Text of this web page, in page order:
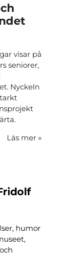
visar på
seniorer,
Nyckeln
Läs mer »
humor